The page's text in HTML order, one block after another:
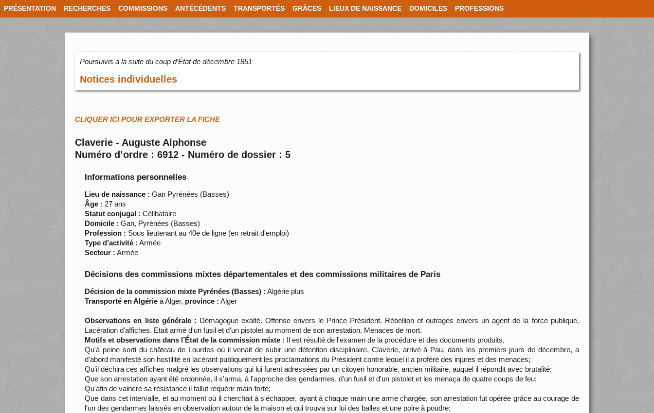
PRÉSENTATION RECHERCHES COMMISSIONS ANTÉCÉDENTS TRANSPORTÉS GRÂCES LIEUX DE NAISSANCE DOMICILES PROFESSIONS
Poursuivis à la suite du coup d’État de décembre 1851
Notices individuelles
CLIQUER ICI POUR EXPORTER LA FICHE
Claverie - Auguste Alphonse
Numéro d’ordre : 6912 - Numéro de dossier : 5
Informations personnelles
Lieu de naissance : Gan Pyrénées (Basses)
Âge : 27 ans
Statut conjugal : Célibataire
Domicile : Gan, Pyrénées (Basses)
Profession : Sous lieutenant au 40e de ligne (en retrait d'emploi)
Type d’activité : Armée
Secteur : Armée
Décisions des commissions mixtes départementales et des commissions militaires de Paris
Décision de la commission mixte Pyrénées (Basses) : Algérie plus
Transporté en Algérie à Alger, province : Alger
Observations en liste générale : Démagogue exalté. Offense envers le Prince Président. Rébellion et outrages envers un agent de la force publique.
Lacération d'affiches. Etait armé d'un fusil et d'un pistolet au moment de son arrestation. Menaces de mort.
Motifs et observations dans l’État de la commission mixte : Il est résulté de l'examen de la procédure et des documents produits,
Qu'à peine sorti du château de Lourdes où il venait de subir une détention disciplinaire, Claverie, arrivé à Pau, dans les premiers jours de décembre, a
d'abord manifesté son hostilité en lacérant publiquement les proclamations du Président contre lequel il a proféré des injures et des menaces;
Qu'il déchira ces affiches malgré les observations qui lui furent adressées par un citoyen honorable, ancien militaire, auquel il répondit avec brutalité;
Que son arrestation ayant été ordonnée, il s'arma, à l'approche des gendarmes, d'un fusil et d'un pistolet et les menaça de quatre coups de feu;
Qu'afin de vaincre sa résistance il fallut requérir main-forte;
Que dans cet intervalle, et au moment où il cherchait à s'échapper, ayant à chaque main une arme chargée, son arrestation fut opérée grâce au courage de
l'un des gendarmes laissés en observation autour de la maison et qui trouva sur lui des balles et une poire à poudre;